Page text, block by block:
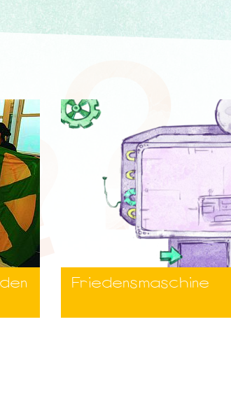
Friedensmaschine